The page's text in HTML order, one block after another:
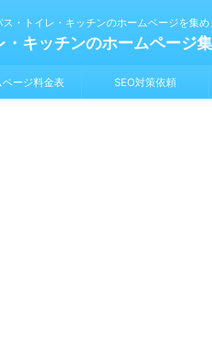
ス・トイレ・キッチンのホームページを集め
・キッチンのホームページ
ページ料金表 SEO対策依頼